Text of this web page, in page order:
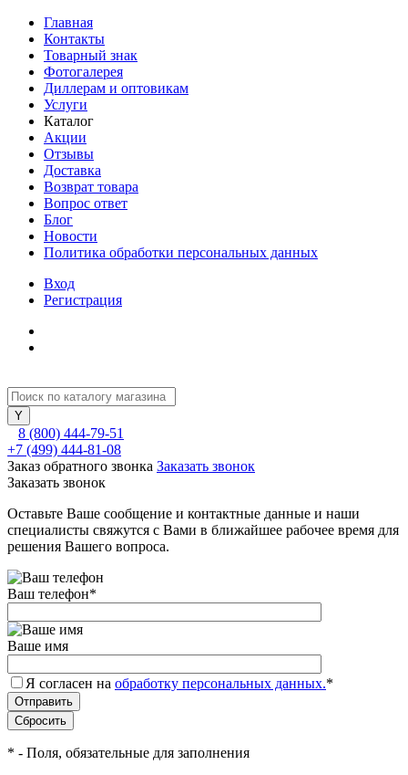
Главная
Контакты
Товарный знак
Фотогалерея
Диллерам и оптовикам
Услуги
Каталог
Акции
Отзывы
Доставка
Возврат товара
Вопрос ответ
Блог
Новости
Политика обработки персональных данных
Вход
Регистрация
8 (800) 444-79-51
+7 (499) 444-81-08
Заказ обратного звонка Заказать звонок
Заказать звонок
Оставьте Ваше сообщение и контактные данные и наши
специалисты свяжутся с Вами в ближайшее рабочее время для
решения Вашего вопроса.
Ваш телефон*
Ваше имя
Я согласен на обработку персональных данных.*
* - Поля, обязательные для заполнения